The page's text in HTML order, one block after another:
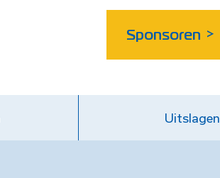
Sponsoren >
Uitslagen